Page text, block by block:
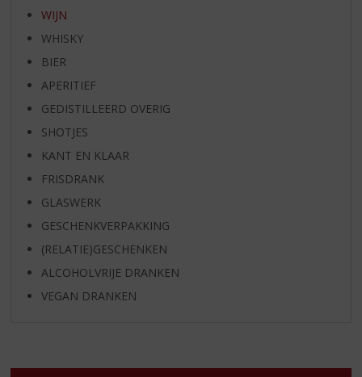
WIJN
WHISKY
BIER
APERITIEF
GEDISTILLEERD OVERIG
SHOTJES
KANT EN KLAAR
FRISDRANK
GLASWERK
GESCHENKVERPAKKING
(RELATIE)GESCHENKEN
ALCOHOLVRIJE DRANKEN
VEGAN DRANKEN